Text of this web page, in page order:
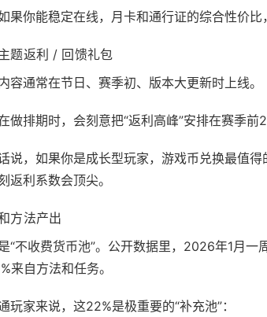
果你能稳定在线，月卡和通行证的综合性价比
题返利 / 回馈礼包
容通常在节日、赛季初、版本大更新时上线。
做排期时，会刻意把“返利高峰”安排在赛季前
说，如果你是成长型玩家，游戏币兑换最值
返利系数会顶尖。
方法产出
“不收费货币池”。公开数据里，2026年1月
来自方法和任务。
玩家来说，这22%是极重要的“补充池”：